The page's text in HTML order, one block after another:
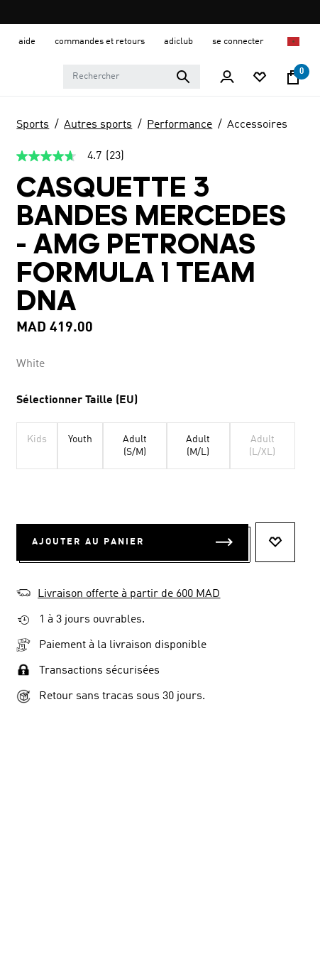
aide commandes et retours adiclub se connecter
0
Sports Autres sports Performance Accessoires
4.7
sur
5,
valeur
de
note
moyenne.
Read
23
Reviews.
Lien
sur
la
même
4.7 (23)
CASQUETTE 3
BANDES MERCEDES
- AMG PETRONAS
FORMULA 1 TEAM
DNA
MAD 419.00
White
Sélectionner Taille (EU)
Kids Youth
Adult
(S/M)
Adult
(M/L)
Adult
(L/XL)
AJOUTER AU PANIER
Livraison offerte à partir de 600 MAD
1 à 3 jours ouvrables.
Paiement à la livraison disponible
Transactions sécurisées
Retour sans tracas sous 30 jours.